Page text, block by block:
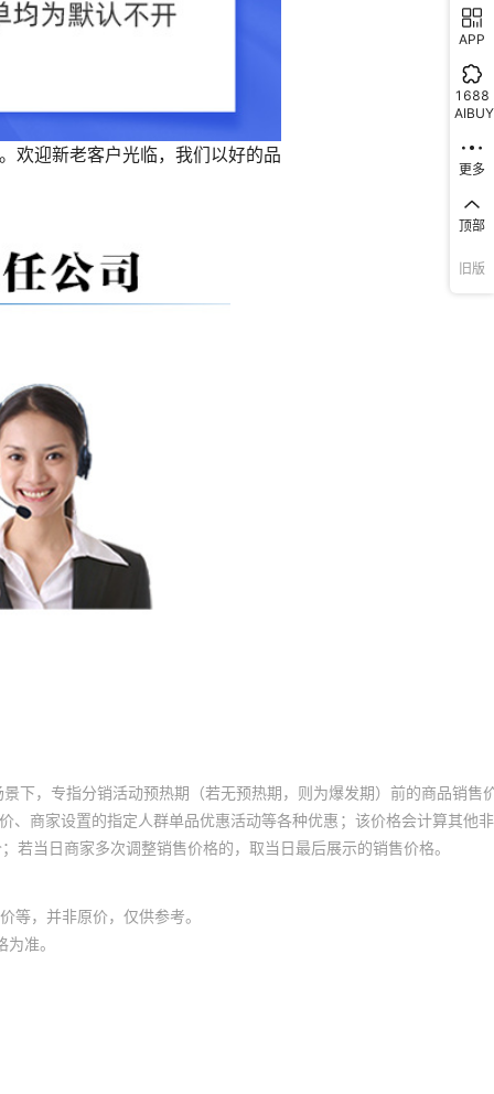
下，专指分销活动预热期（若无预热期，则为爆发期）前的商品销售
商家设置的指定人群单品优惠活动等各种优惠；该价格会计算其他
当日商家多次调整销售价格的，取当日最后展示的销售价格。
等，并非原价，仅供参考。
准。
APP
1688
AIBUY
更多
顶部
旧版